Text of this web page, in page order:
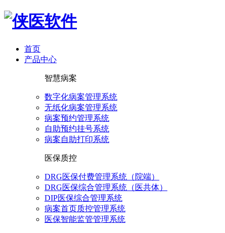
首页
产品中心
智慧病案
数字化病案管理系统
无纸化病案管理系统
病案预约管理系统
自助预约挂号系统
病案自助打印系统
医保质控
DRG医保付费管理系统（院端）
DRG医保综合管理系统（医共体）
DIP医保综合管理系统
病案首页质控管理系统
医保智能监管管理系统